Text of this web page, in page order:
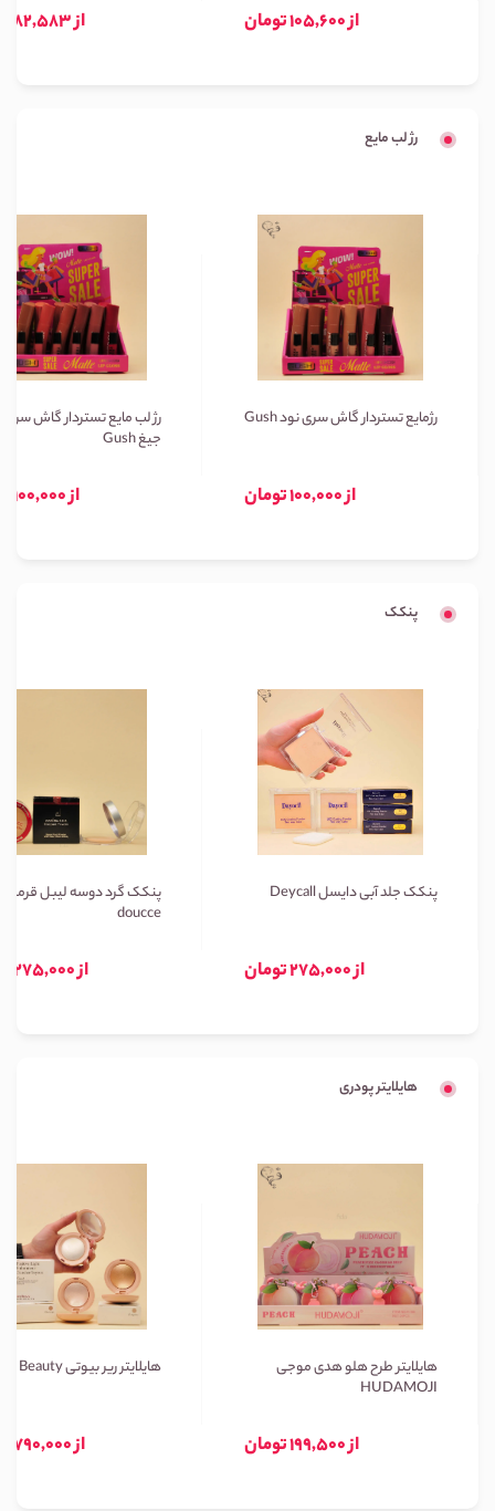
از 105,600 تومان از 82,583 تومان
رژ لب مایع
رژمایع تستردار گاش سری نود Gush
از 100,000 تومان
رژ لب مایع تستردار گاش سری
جیغ Gush
از 100,000 تومان
پنکک
پنکک جلد آبی دایسل Deycall
از 275,000 تومان
پنکک گرد دوسه لیبل قرمز
doucce
از 275,000 تومان
هایلایتر پودری
هایلایتر طرح هلو هدی موجی
HUDAMOJI
از 199,500 تومان
هایلایتر ریر بیوتی Rare Beauty
از 790,000 تومان